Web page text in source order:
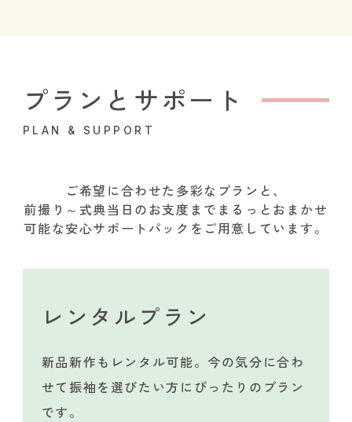
プランとサポート
PLAN & SUPPORT
ご希望に合わせた多彩なプランと、
前撮り～式典当日のお支度までまるっとおまかせ
可能な安心サポートパックをご用意しています。
レンタルプラン
新品新作もレンタル可能。今の気分に合わ
せて振袖を選びたい方にぴったりのプラン
です。